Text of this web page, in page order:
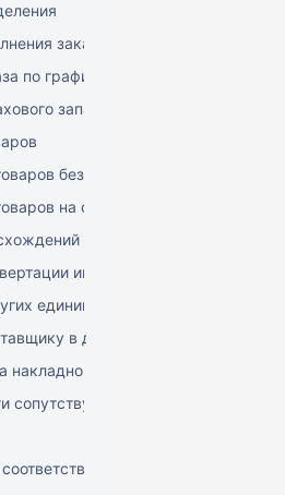
заказов поставщиком
по графику
запаса
без заказа
на основе заказа
при поступлении товаров
инвойсов из иностранной
единицах
в других единицах
накладной (РФ)
сопутствующих услуг в приходе